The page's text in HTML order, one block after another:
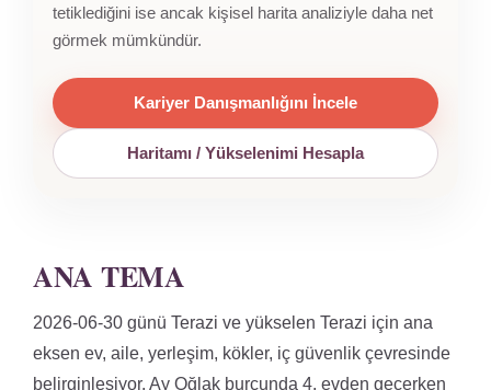
tetiklediğini ise ancak kişisel harita analiziyle daha net
görmek mümkündür.
Kariyer Danışmanlığını İncele
Haritamı / Yükselenimi Hesapla
ANA TEMA
2026-06-30 günü Terazi ve yükselen Terazi için ana
eksen ev, aile, yerleşim, kökler, iç güvenlik çevresinde
belirginleşiyor. Ay Oğlak burcunda 4. evden geçerken